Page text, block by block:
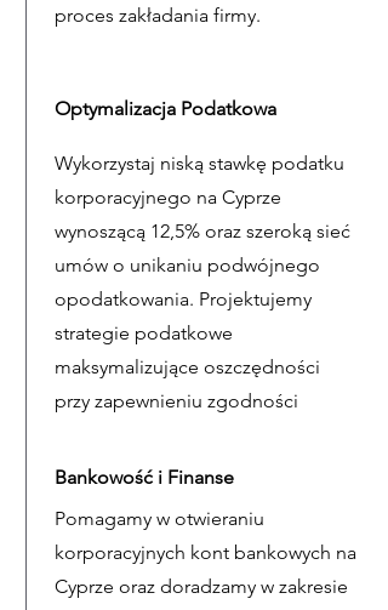
proces zakładania firmy.
Optymalizacja Podatkowa
Wykorzystaj niską stawkę podatku
korporacyjnego na Cyprze
wynoszącą 12,5% oraz szeroką sieć
umów o unikaniu podwójnego
opodatkowania. Projektujemy
strategie podatkowe
maksymalizujące oszczędności
przy zapewnieniu zgodności
Bankowość i Finanse
Pomagamy w otwieraniu
korporacyjnych kont bankowych na
Cyprze oraz doradzamy w zakresie